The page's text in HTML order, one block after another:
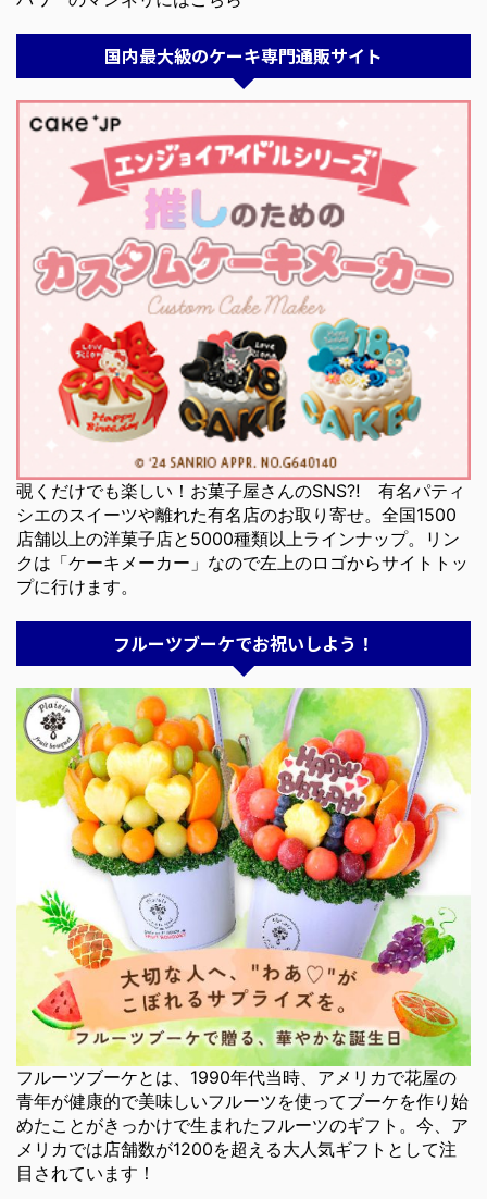
国内最大級のケーキ専門通販サイト
覗くだけでも楽しい！お菓子屋さんのSNS⁈ 有名パティ
シエのスイーツや離れた有名店のお取り寄せ。全国1500
店舗以上の洋菓子店と5000種類以上ラインナップ。リン
クは「ケーキメーカー」なので左上のロゴからサイトトッ
プに行けます。
フルーツブーケでお祝いしよう！
フルーツブーケとは、1990年代当時、アメリカで花屋の
青年が健康的で美味しいフルーツを使ってブーケを作り始
めたことがきっかけで生まれたフルーツのギフト。今、ア
メリカでは店舗数が1200を超える大人気ギフトとして注
目されています！